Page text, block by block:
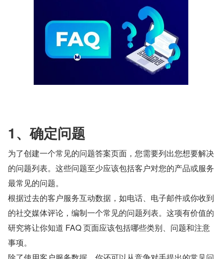
1、确定问题
为了创建一个常见的问题答案页面，您需要列出您想要解决
的问题列表。这些问题至少应该包括客户对您的产品或服务
最常见的问题。
根据过去的客户服务互动数据，如电话、电子邮件或你收到
的社交媒体评论，编制一个常见的问题列表。这项有价值的
研究将让你知道 FAQ 页面应该包括哪些类别、问题和注意
事项。